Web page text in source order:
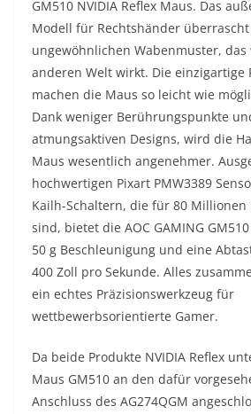
GM510 NVIDIA Reflex Maus. Das
Modell für Rechtshänder
ungewöhnlichen Wabenmuster,
anderen Welt wirkt. Die einzigartige
machen die Maus so leicht wie
Dank weniger Berührungspunkte
atmungsaktiven Designs, wird die
Maus wesentlich angenehmer.
hochwertigen Pixart PMW3389
Kailh-Schaltern, die für 80 Millionen
sind, bietet die AOC GAMING
50 g Beschleunigung und eine
400 Zoll pro Sekunde. Alles
ein echtes Präzisionswerkzeug für
wettbewerbsorientierte Gamer.
Da beide Produkte NVIDIA Reflex
Maus GM510 an den dafür
Anschluss des AG274QGM